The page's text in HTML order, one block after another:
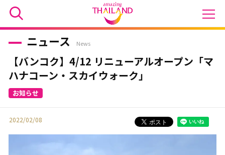
ニュース News
【バンコク】4/12 リニューアルオープン「マ
ハナコーン・スカイウォーク」
2022/02/08